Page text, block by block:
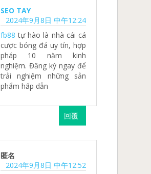
SEO TAY
2024年9月8日 中午12:24
fb88 tự hào là nhà cái cá
cược bóng đá uy tín, hợp
pháp 10 năm kinh
nghiệm. Đăng ký ngay để
trải nghiệm những sản
phẩm hấp dẫn
回覆
匿名
2024年9月8日 中午12:52